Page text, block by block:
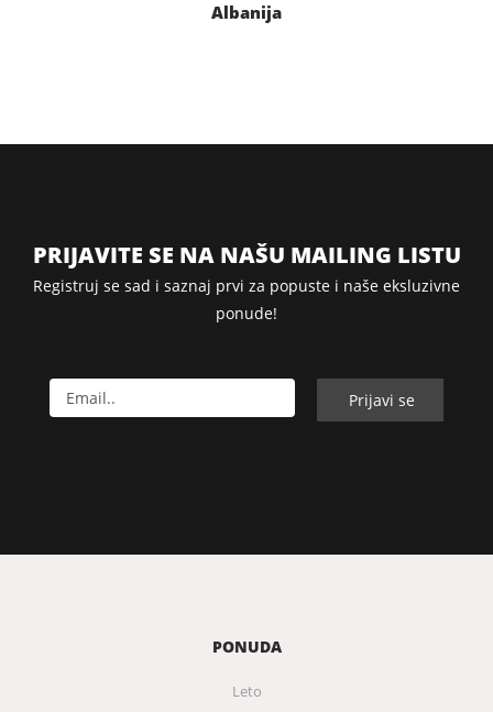
Albanija
PRIJAVITE SE NA NAŠU MAILING LISTU
Registruj se sad i saznaj prvi za popuste i naše eksluzivne
ponude!
PONUDA
Leto